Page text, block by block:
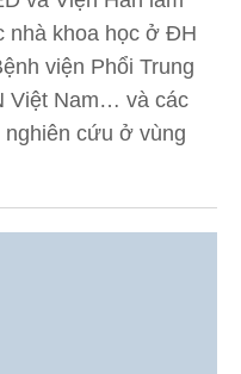
nhà khoa học ở ĐH
viện Phổi Trung
Việt Nam… và các
cứu ở vùng